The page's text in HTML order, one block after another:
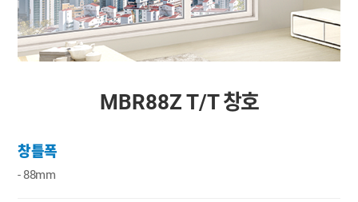
MBR88Z T/T창호
창틀폭
- 88mm